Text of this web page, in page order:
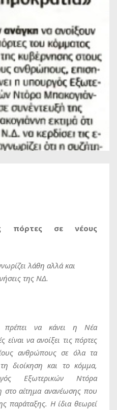
πόρτες σε νέους
λάθη αλλά και
της ΝΔ.
να κάνει η Νέα
είναι να ανοίξει τις πόρτες
ανθρώπους σε όλα τα
διοίκηση και το κόμμα,
Εξωτερικών Ντόρα
αίτημα ανανέωσης που
παράταξης. Η ίδια θεωρεί